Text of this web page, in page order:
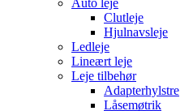
Auto leje
Clutleje
Hjulnavsleje
Ledleje
Lineært leje
Leje tilbehør
Adapterhylstre
Låsemøtrik